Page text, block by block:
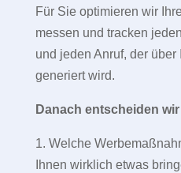
Für Sie optimieren wir
messen und tracken
und jeden Anruf, der über
generiert wird.
Danach entscheiden
1. Welche
Ihnen wirklich etwas